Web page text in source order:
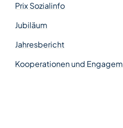
Prix Sozialinfo
Jubiläum
Jahresbericht
Kooperationen und